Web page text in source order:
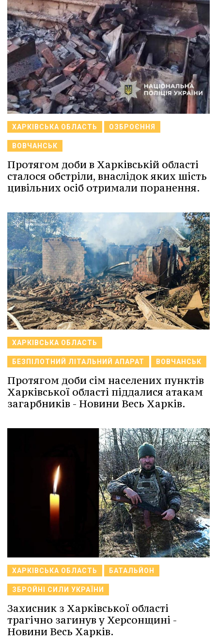
ХАРКІВСЬКА ОБЛАСТЬ ОЗБРОЄННЯ
ВОВЧАНСЬК
Протягом доби в Харківській області
сталося обстріли, внаслідок яких шість
цивільних осіб отримали поранення.
ХАРКІВСЬКА ОБЛАСТЬ
БЕЗПІЛОТНИЙ ЛІТАЛЬНИЙ АПАРАТ ВОВЧАНСЬК
Протягом доби сім населених пунктів
Харківської області піддалися атакам
загарбників - Новини Весь Харків.
ХАРКІВСЬКА ОБЛАСТЬ БАТАЛЬЙОН
ЗБРОЙНІ СИЛИ УКРАЇНИ
Захисник з Харківської області
трагічно загинув у Херсонщині -
Новини Весь Харків.